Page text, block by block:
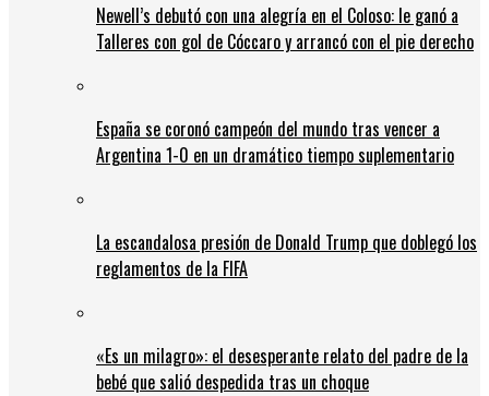
Newell’s debutó con una alegría en el Coloso: le ganó a
Talleres con gol de Cóccaro y arrancó con el pie derecho
España se coronó campeón del mundo tras vencer a
Argentina 1-0 en un dramático tiempo suplementario
La escandalosa presión de Donald Trump que doblegó los
reglamentos de la FIFA
«Es un milagro»: el desesperante relato del padre de la
bebé que salió despedida tras un choque